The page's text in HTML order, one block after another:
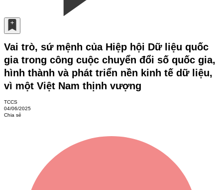
Vai trò, sứ mệnh của Hiệp hội Dữ liệu quốc
gia trong công cuộc chuyển đổi số quốc gia,
hình thành và phát triển nền kinh tế dữ liệu,
vì một Việt Nam thịnh vượng
TCCS
04/06/2025
Chia sẻ